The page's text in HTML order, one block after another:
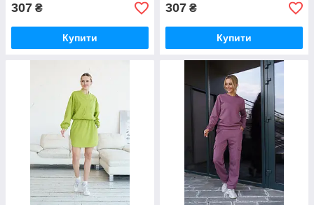
307 ₴
Купити
307 ₴
Купити